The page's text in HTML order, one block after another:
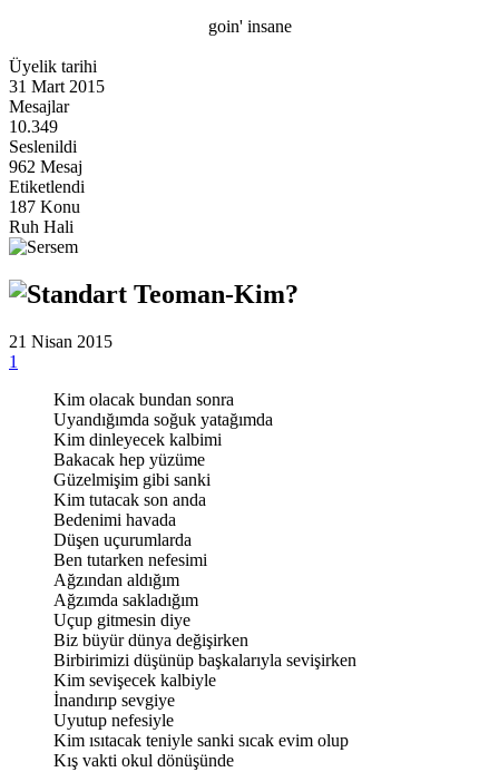
goin' insane
Üyelik tarihi
31 Mart 2015
Mesajlar
10.349
Seslenildi
962 Mesaj
Etiketlendi
187 Konu
Ruh Hali
Teoman-Kim?
21 Nisan 2015
1
Kim olacak bundan sonra
Uyandığımda soğuk yatağımda
Kim dinleyecek kalbimi
Bakacak hep yüzüme
Güzelmişim gibi sanki
Kim tutacak son anda
Bedenimi havada
Düşen uçurumlarda
Ben tutarken nefesimi
Ağzından aldığım
Ağzımda sakladığım
Uçup gitmesin diye
Biz büyür dünya değişirken
Birbirimizi düşünüp başkalarıyla sevişirken
Kim sevişecek kalbiyle
İnandırıp sevgiye
Uyutup nefesiyle
Kim ısıtacak teniyle sanki sıcak evim olup
Kış vakti okul dönüşünde